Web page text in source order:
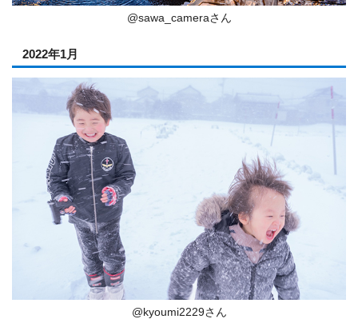
@sawa_cameraさん
2022年1月
@kyoumi2229さん